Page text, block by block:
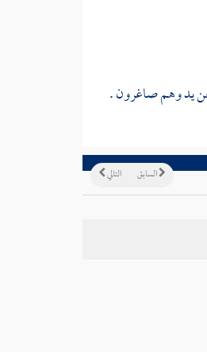
يد وهم صاغرون .
التالي السابق